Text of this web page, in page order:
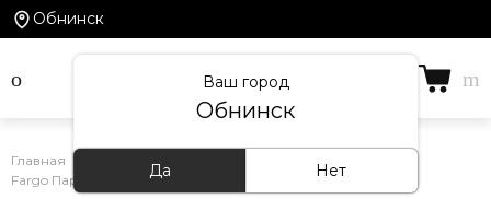
Обнинск
Ваш город
Обнинск
Да Нет
Главная Каталог товаров Кварцевый ламинат
Fargo Паркет Английская ёлка